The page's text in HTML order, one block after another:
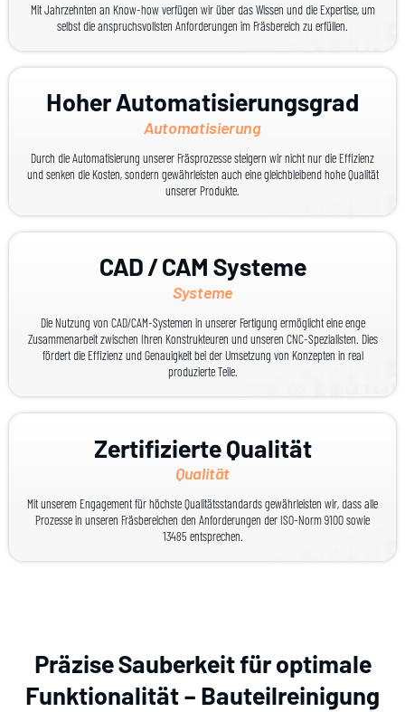
Mit Jahrzehnten an Know-how verfügen wir über das Wissen und die Expertise, um
selbst die anspruchsvollsten Anforderungen im Fräsbereich zu erfüllen.
Hoher Automatisierungsgrad
Automatisierung
Durch die Automatisierung unserer Fräsprozesse steigern wir nicht nur die Effizienz
und senken die Kosten, sondern gewährleisten auch eine gleichbleibend hohe Qualität
unserer Produkte.
CAD / CAM Systeme
Systeme
Die Nutzung von CAD/CAM-Systemen in unserer Fertigung ermöglicht eine enge
Zusammenarbeit zwischen Ihren Konstrukteuren und unseren CNC-Spezialisten. Dies
fördert die Effizienz und Genauigkeit bei der Umsetzung von Konzepten in real
produzierte Teile.
Zertifizierte Qualität
Qualität
Mit unserem Engagement für höchste Qualitätsstandards gewährleisten wir, dass alle
Prozesse in unseren Fräsbereichen den Anforderungen der ISO-Norm 9100 sowie
13485 entsprechen.
Präzise Sauberkeit für optimale
Funktionalität – Bauteilreinigung